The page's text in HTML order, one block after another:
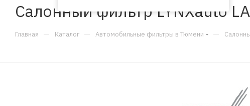
Салонный фильтр LYNXauto
Главная — Каталог — Автомобильные фильтры в Тюмени —